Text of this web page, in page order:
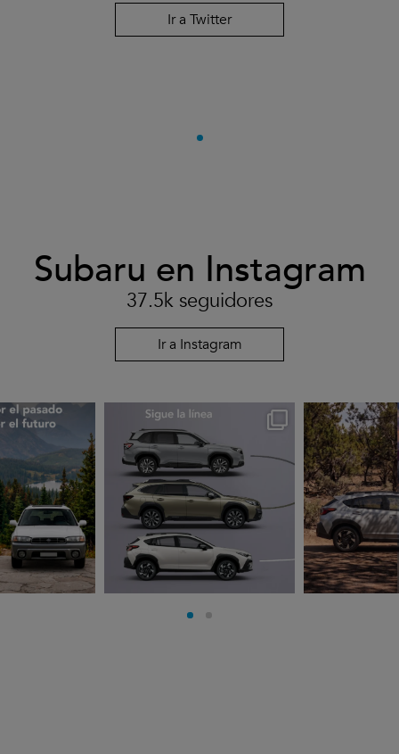
Ir a Twitter
Subaru en Instagram
37.5k seguidores
Ir a Instagram
3
subarues